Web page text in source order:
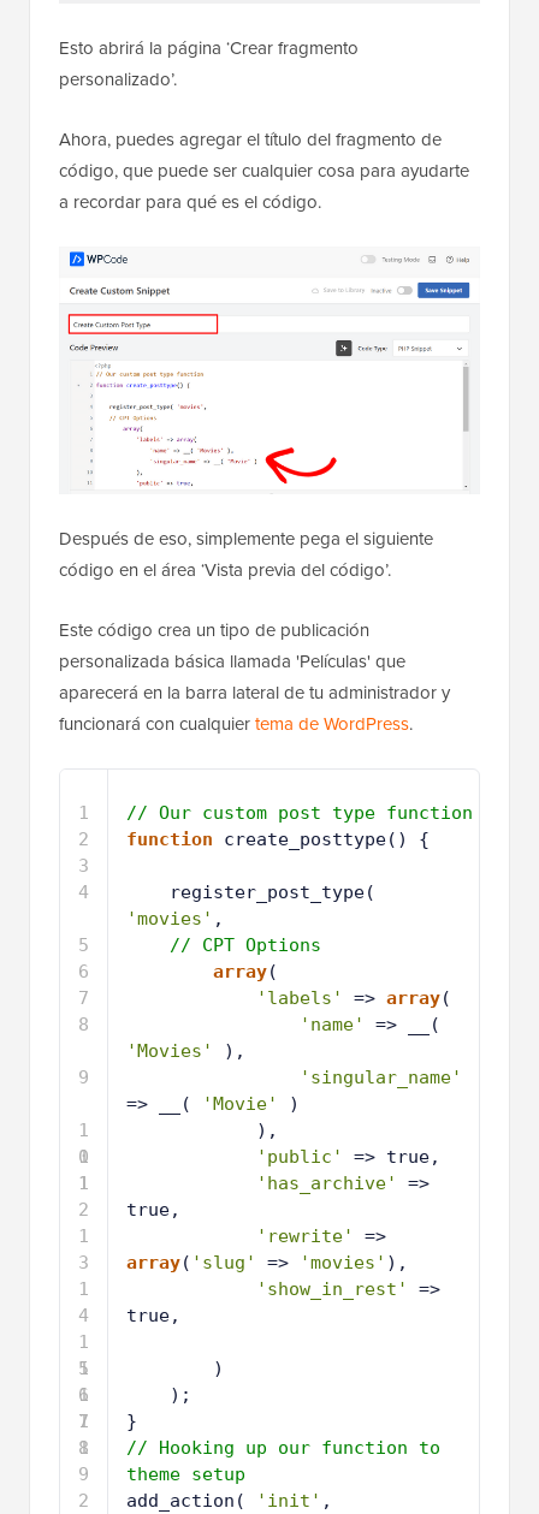
Esto abrirá la página ‘Crear fragmento
personalizado’.
Ahora, puedes agregar el título del fragmento de
código, que puede ser cualquier cosa para ayudarte
a recordar para qué es el código.
Después de eso, simplemente pega el siguiente
código en el área ‘Vista previa del código’.
Este código crea un tipo de publicación
personalizada básica llamada 'Películas' que
aparecerá en la barra lateral de tu administrador y
funcionará con cualquiertema de WordPress.
1
2
3
4
5
6
7
8
9
1
0
1
1
1
2
1
3
1
4
1
5
1
6
1
7
1
8
1
9
2
// Our custom post type function
function
create_posttype() {
'movies' ,
// CPT Options
array(
'labels'
=> array(
'name'
'Movies'
),
'singular_name'
=> __(
'Movie'
)
),
'public'
=> true,
'has_archive'
=>
true,
'rewrite'
array( 'slug' => 'movies' ),
'show_in_rest'
=>
true,
)
);
}
// Hooking up our function to
theme setup
add_action(
'init'